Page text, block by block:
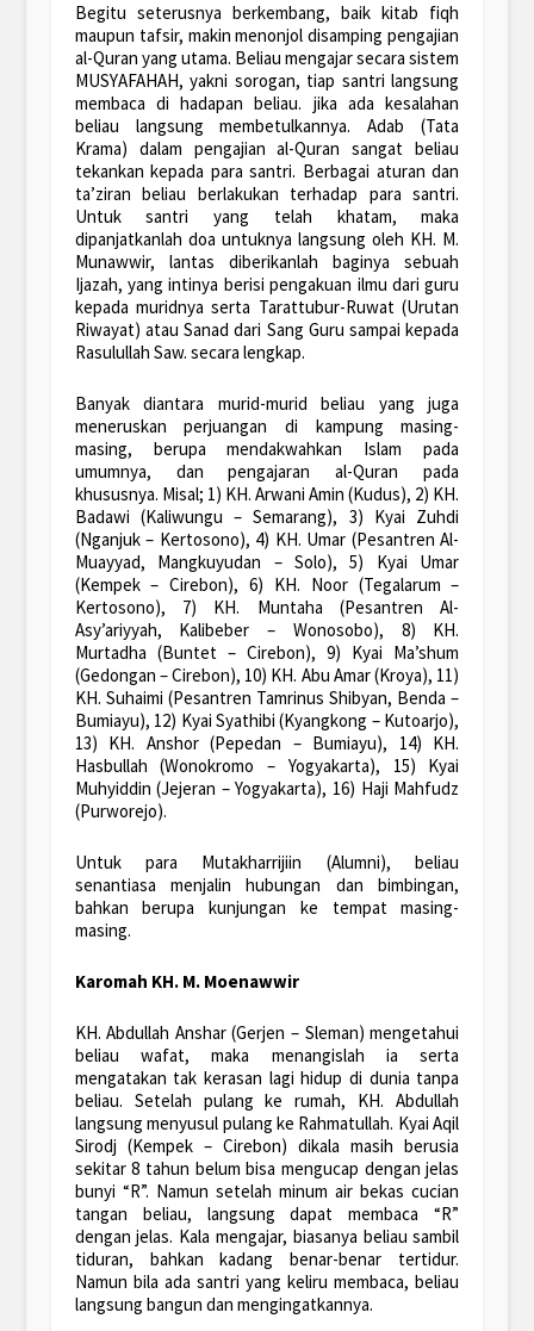
Begitu seterusnya berkembang, baik kitab fiqh
maupun tafsir, makin menonjol disamping pengajian
al-Quran yang utama. Beliau mengajar secara sistem
MUSYAFAHAH, yakni sorogan, tiap santri langsung
membaca di hadapan beliau. jika ada kesalahan
beliau langsung membetulkannya. Adab (Tata
Krama) dalam pengajian al-Quran sangat beliau
tekankan kepada para santri. Berbagai aturan dan
ta’ziran beliau berlakukan terhadap para santri.
Untuk santri yang telah khatam, maka
dipanjatkanlah doa untuknya langsung oleh KH. M.
Munawwir, lantas diberikanlah baginya sebuah
Ijazah, yang intinya berisi pengakuan ilmu dari guru
kepada muridnya serta Tarattubur-Ruwat (Urutan
Riwayat) atau Sanad dari Sang Guru sampai kepada
Rasulullah Saw. secara lengkap.
Banyak diantara murid-murid beliau yang juga
meneruskan perjuangan di kampung masing-
masing, berupa mendakwahkan Islam pada
umumnya, dan pengajaran al-Quran pada
khususnya. Misal; 1) KH. Arwani Amin (Kudus), 2) KH.
Badawi (Kaliwungu – Semarang), 3) Kyai Zuhdi
(Nganjuk – Kertosono), 4) KH. Umar (Pesantren Al-
Muayyad, Mangkuyudan – Solo), 5) Kyai Umar
(Kempek – Cirebon), 6) KH. Noor (Tegalarum –
Kertosono), 7) KH. Muntaha (Pesantren Al-
Asy’ariyyah, Kalibeber – Wonosobo), 8) KH.
Murtadha (Buntet – Cirebon), 9) Kyai Ma’shum
(Gedongan – Cirebon), 10) KH. Abu Amar (Kroya), 11)
KH. Suhaimi (Pesantren Tamrinus Shibyan, Benda –
Bumiayu), 12) Kyai Syathibi (Kyangkong – Kutoarjo),
13) KH. Anshor (Pepedan – Bumiayu), 14) KH.
Hasbullah (Wonokromo – Yogyakarta), 15) Kyai
Muhyiddin (Jejeran – Yogyakarta), 16) Haji Mahfudz
(Purworejo).
Untuk para Mutakharrijiin (Alumni), beliau
senantiasa menjalin hubungan dan bimbingan,
bahkan berupa kunjungan ke tempat masing-
masing.
Karomah KH. M. Moenawwir
KH. Abdullah Anshar (Gerjen – Sleman) mengetahui
beliau wafat, maka menangislah ia serta
mengatakan tak kerasan lagi hidup di dunia tanpa
beliau. Setelah pulang ke rumah, KH. Abdullah
langsung menyusul pulang ke Rahmatullah. Kyai Aqil
Sirodj (Kempek – Cirebon) dikala masih berusia
sekitar 8 tahun belum bisa mengucap dengan jelas
bunyi “R”. Namun setelah minum air bekas cucian
tangan beliau, langsung dapat membaca “R”
dengan jelas. Kala mengajar, biasanya beliau sambil
tiduran, bahkan kadang benar-benar tertidur.
Namun bila ada santri yang keliru membaca, beliau
langsung bangun dan mengingatkannya.